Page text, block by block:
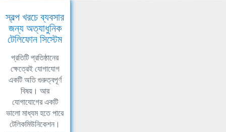
স্বল্প খরচে ব্যবসার
জন্য অত্যাধুনিক
টেলিফোন সিস্টেম
প্রতিটি প্রতিষ্ঠানের
ক্ষেত্রেই যোগাযোগ
একটি অতি গুরুত্বপূর্ণ
বিষয়। আর
যোগাযোগের একটি
ভালো মাধ্যম হতে পারে
টেলিকমিউনিকেশন।